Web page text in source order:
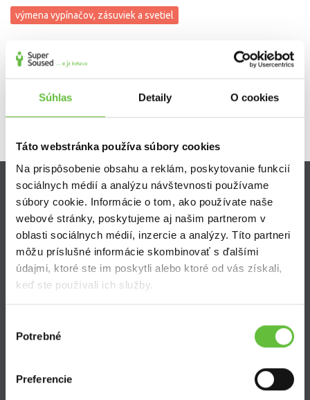
Súhlas Detaily O cookies
Táto webstránka používa súbory cookies
Na prispôsobenie obsahu a reklám, poskytovanie funkcií
sociálnych médií a analýzu návštevnosti používame
súbory cookie. Informácie o tom, ako používate naše
webové stránky, poskytujeme aj našim partnerom v
oblasti sociálnych médií, inzercie a analýzy. Títo partneri
môžu príslušné informácie skombinovať s ďalšími
údajmi, ktoré ste im poskytli alebo ktoré od vás získali,
keď ste používali ich služby.
súhlasu
Potrebné
Preferencie
výmena vypínačov, zásuviek a svetiel
Milý usmiaty ústretový pán, veľmi ochotný a ústretový. Určite ho
budem kontaktovať aj v budúcnosti.
Zistite viac
Ako Super Sused funguje?
Ako sa stať Super Susedom?
Často kladené otázky